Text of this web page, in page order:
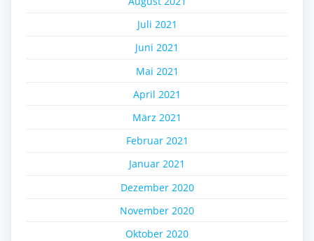
Juli 2021
Juni 2021
Mai 2021
April 2021
März 2021
Februar 2021
Januar 2021
Dezember 2020
November 2020
Oktober 2020